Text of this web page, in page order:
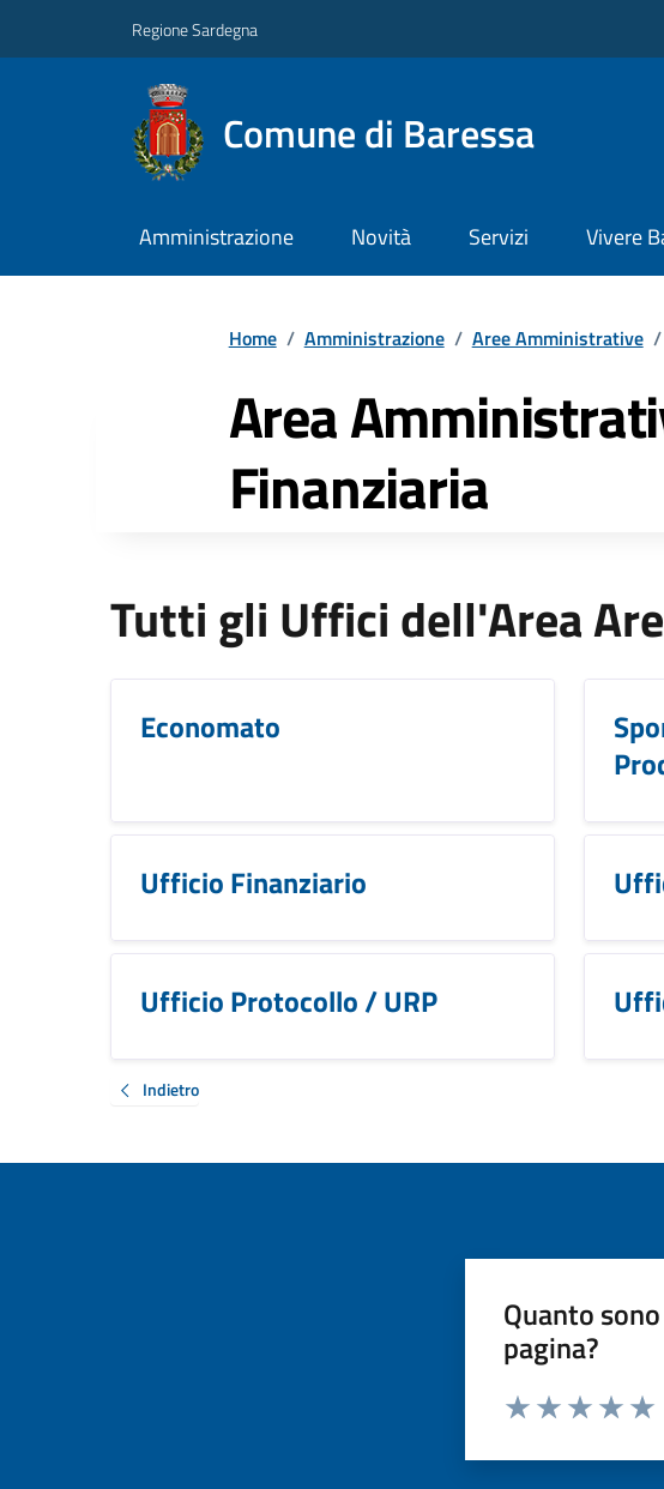
Regione Sardegna
Comune di Baressa
Amministrazione Novità Servizi Vivere
Home / Amministrazione / Aree Amministrative /
Area
Finanziaria
Tutti gli Uffici dell'Area
Economato
Ufficio Finanziario
Ufficio Protocollo / URP
Indietro
Quanto
pagina?
Valuta da 1 a 5 stelle la